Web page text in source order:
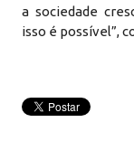
a sociedade
isso é possível”,